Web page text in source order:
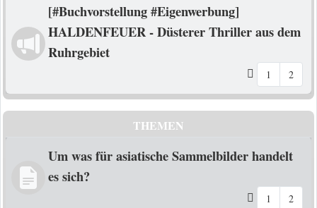
[#Buchvorstellung #Eigenwerbung]
HALDENFEUER - Düsterer Thriller aus dem
Ruhrgebiet
1 2
THEMEN
Um was für asiatische Sammelbilder handelt
es sich?
1 2